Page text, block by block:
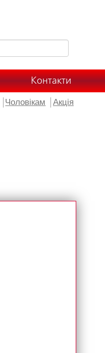
Контакти
Чоловікам Акція